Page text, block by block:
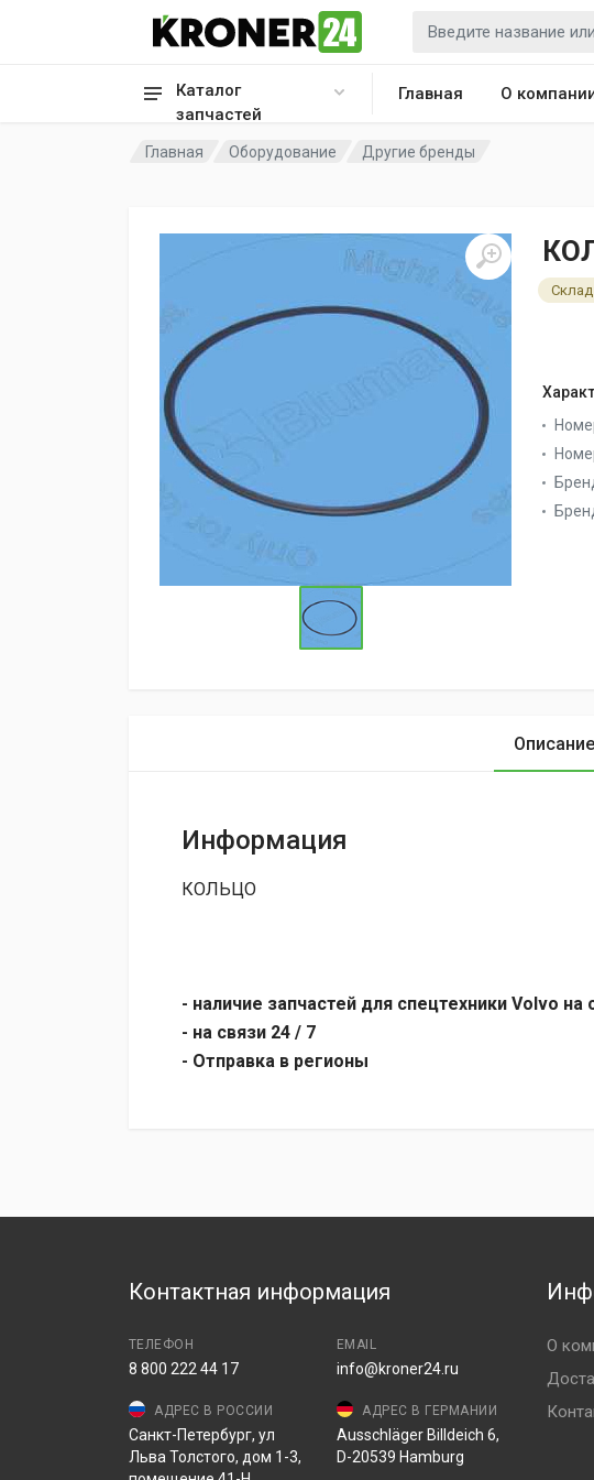
Каталог
запчастей
Главная О
Главная Оборудование Другие бренды
Склад
Описание
Информация
КОЛЬЦО
- наличие запчастей для спецтехники Volvo на
- на связи 24 / 7
- Отправка в регионы
Контактная информация
ТЕЛЕФОН
8 800 222 44 17
EMAIL
info@kroner24.ru
АДРЕС В РОССИИ
Санкт-Петербург, ул
Льва Толстого, дом 1-3,
АДРЕС В ГЕРМАНИИ
Ausschläger Billdeich 6,
D-20539 Hamburg
О